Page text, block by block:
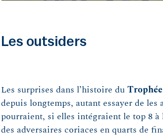
Les outsiders
Les surprises dans l’histoire du
depuis longtemps, autant essayer de
pourraient, si elles intégraient le top 8
des adversaires coriaces en quarts de